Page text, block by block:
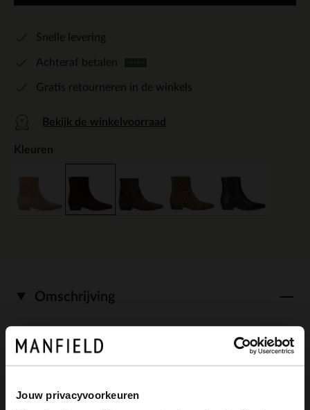
Jouw privacyvoorkeuren
Snelle levering
Achteraf betalen
Gratis retourneren in de winkels
Bekijk de winkelvoorraad
Kleuren
Omschrijving
Bruine suède enkellaarsjes van Manfield
laarsjes hebben een puntige neus en een